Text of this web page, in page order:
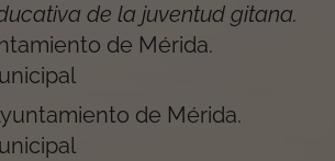
de la juventud gitana.
de Mérida.
de Mérida.